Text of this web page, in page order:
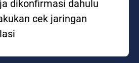
dikonfirmasi dahulu
cek jaringan